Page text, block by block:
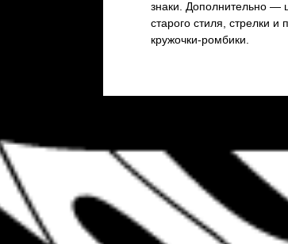
знаки. Дополнительно —
старого стиля, стрелки и
кружочки-ромбики.